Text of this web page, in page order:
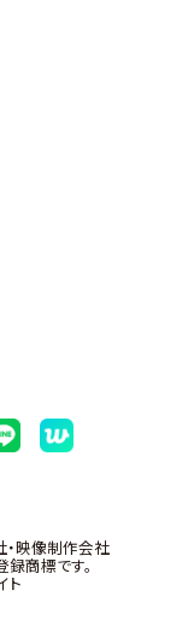
・映像制作会社
商標です。
ト